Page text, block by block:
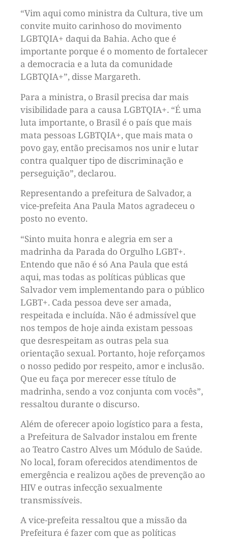
“Vim aqui como ministra da Cultura, tive um
convite muito carinhoso do movimento
LGBTQIA+ daqui da Bahia. Acho que é
importante porque é o momento de fortalecer
a democracia e a luta da comunidade
LGBTQIA+”, disse Margareth.
Para a ministra, o Brasil precisa dar mais
visibilidade para a causa LGBTQIA+. “É uma
luta importante, o Brasil é o país que mais
mata pessoas LGBTQIA+, que mais mata o
povo gay, então precisamos nos unir e lutar
contra qualquer tipo de discriminação e
perseguição”, declarou.
Representando a prefeitura de Salvador, a
vice-prefeita Ana Paula Matos agradeceu o
posto no evento.
“Sinto muita honra e alegria em ser a
madrinha da Parada do Orgulho LGBT+.
Entendo que não é só Ana Paula que está
aqui, mas todas as políticas públicas que
Salvador vem implementando para o público
LGBT+. Cada pessoa deve ser amada,
respeitada e incluída. Não é admissível que
nos tempos de hoje ainda existam pessoas
que desrespeitam as outras pela sua
orientação sexual. Portanto, hoje reforçamos
o nosso pedido por respeito, amor e inclusão.
Que eu faça por merecer esse título de
madrinha, sendo a voz conjunta com vocês”,
ressaltou durante o discurso.
Além de oferecer apoio logístico para a festa,
a Prefeitura de Salvador instalou em frente
ao Teatro Castro Alves um Módulo de Saúde.
No local, foram oferecidos atendimentos de
emergência e realizou ações de prevenção ao
HIV e outras infecção sexualmente
transmissíveis.
A vice-prefeita ressaltou que a missão da
Prefeitura é fazer com que as políticas